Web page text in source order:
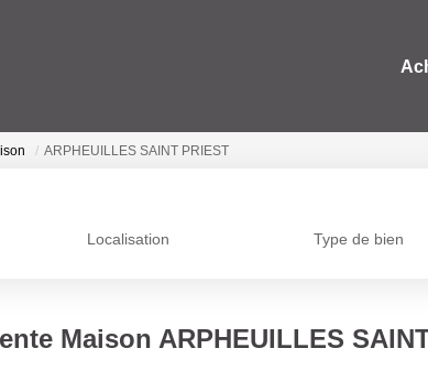
ARPHEUILLES SAINT PRIEST
Localisation Type de bien
Maison ARPHEUILLES